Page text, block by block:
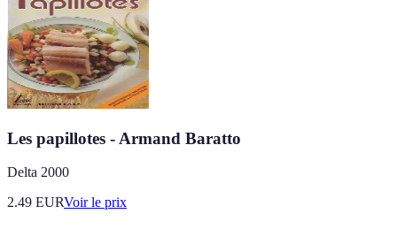
Les papillotes - Armand Baratto
Delta 2000
2.49 EURVoir le prix